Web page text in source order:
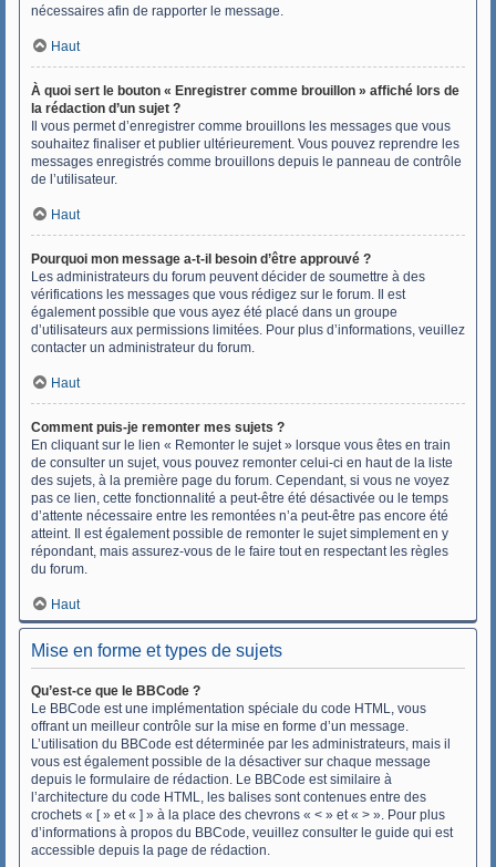
nécessaires afin de rapporter le message.
Haut
À quoi sert le bouton « Enregistrer comme brouillon » affiché lors de
la rédaction d’un sujet ?
Il vous permet d’enregistrer comme brouillons les messages que vous
souhaitez finaliser et publier ultérieurement. Vous pouvez reprendre les
messages enregistrés comme brouillons depuis le panneau de contrôle
de l’utilisateur.
Haut
Pourquoi mon message a-t-il besoin d’être approuvé ?
Les administrateurs du forum peuvent décider de soumettre à des
vérifications les messages que vous rédigez sur le forum. Il est
également possible que vous ayez été placé dans un groupe
d’utilisateurs aux permissions limitées. Pour plus d’informations, veuillez
contacter un administrateur du forum.
Haut
Comment puis-je remonter mes sujets ?
En cliquant sur le lien « Remonter le sujet » lorsque vous êtes en train
de consulter un sujet, vous pouvez remonter celui-ci en haut de la liste
des sujets, à la première page du forum. Cependant, si vous ne voyez
pas ce lien, cette fonctionnalité a peut-être été désactivée ou le temps
d’attente nécessaire entre les remontées n’a peut-être pas encore été
atteint. Il est également possible de remonter le sujet simplement en y
répondant, mais assurez-vous de le faire tout en respectant les règles
du forum.
Haut
Mise en forme et types de sujets
Qu’est-ce que le BBCode ?
Le BBCode est une implémentation spéciale du code HTML, vous
offrant un meilleur contrôle sur la mise en forme d’un message.
L’utilisation du BBCode est déterminée par les administrateurs, mais il
vous est également possible de la désactiver sur chaque message
depuis le formulaire de rédaction. Le BBCode est similaire à
l’architecture du code HTML, les balises sont contenues entre des
crochets « [ » et « ] » à la place des chevrons « < » et « > ». Pour plus
d’informations à propos du BBCode, veuillez consulter le guide qui est
accessible depuis la page de rédaction.